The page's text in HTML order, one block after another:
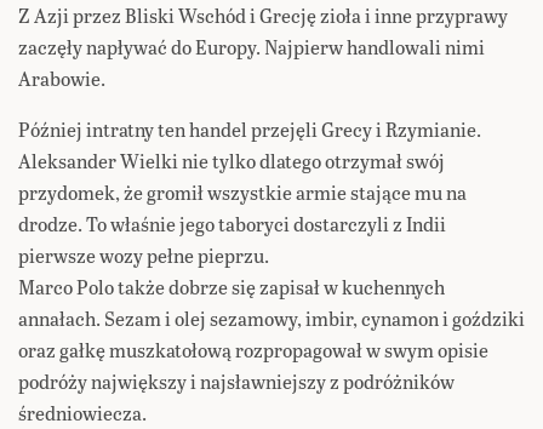
Z Azji przez Bliski Wschód i Grecję zioła i inne przyprawy
zaczęły napływać do Europy. Najpierw handlowali nimi
Arabowie.
Później intratny ten handel przejęli Grecy i Rzymianie.
Aleksander Wielki nie tylko dlatego otrzymał swój
przydomek, że gromił wszystkie armie stające mu na
drodze. To właśnie jego taboryci dostarczyli z Indii
pierwsze wozy pełne pieprzu.
Marco Polo także dobrze się zapisał w kuchennych
annałach. Sezam i olej sezamowy, imbir, cynamon i goździki
oraz gałkę muszkatołową rozpropagował w swym opisie
podróży największy i najsławniejszy z podróżników
średniowiecza.